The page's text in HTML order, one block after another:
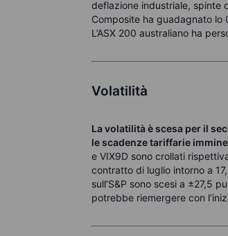
deflazione industriale, spinte
Composite ha guadagnato lo
L’ASX 200 australiano ha
Volatilità
La volatilità è scesa per il
le scadenze tariffarie
e VIX9D sono crollati
contratto di luglio intorno a
sull’S&P sono scesi a ±27,5
potrebbe riemergere con